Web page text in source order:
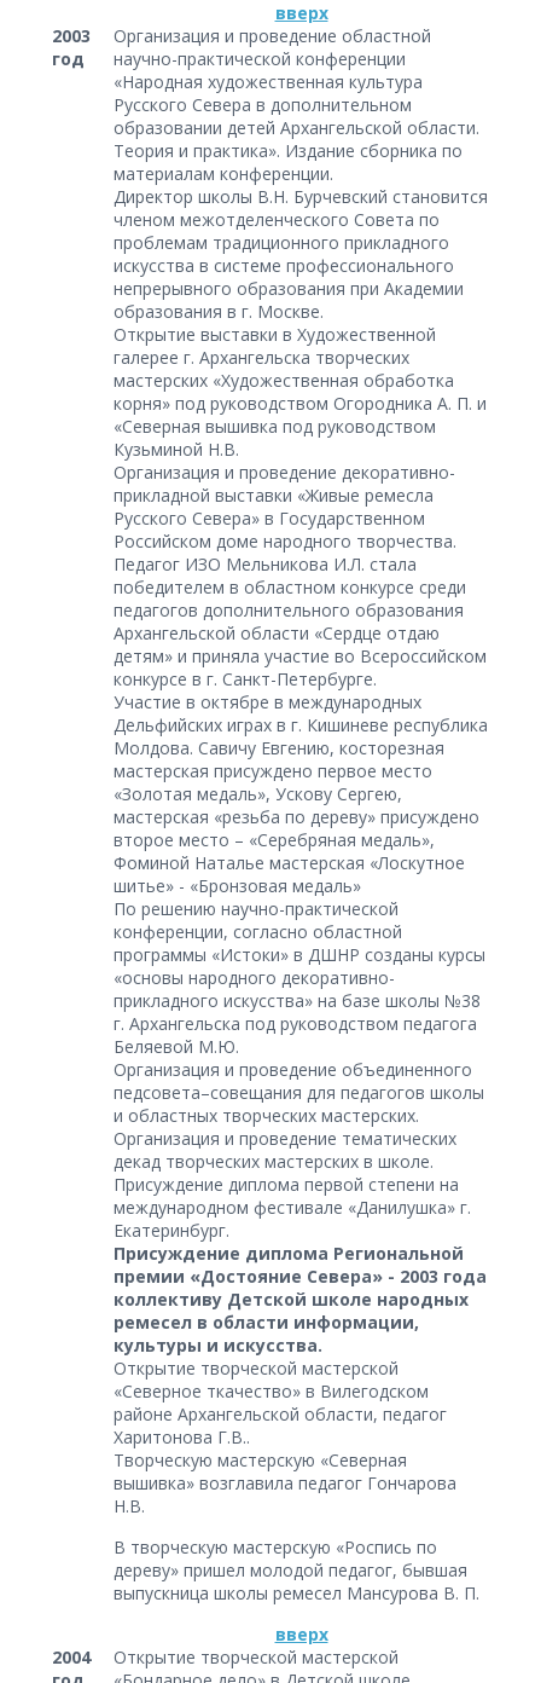
вверх
2003
год
Организация и проведение областной
научно-практической конференции
«Народная художественная культура
Русского Севера в дополнительном
образовании детей Архангельской области.
Теория и практика». Издание сборника по
материалам конференции.
Директор школы В.Н. Бурчевский становится
членом межотделенческого Совета по
проблемам традиционного прикладного
искусства в системе профессионального
непрерывного образования при Академии
образования в г. Москве.
Открытие выставки в Художественной
галерее г. Архангельска творческих
мастерских «Художественная обработка
корня» под руководством Огородника А. П. и
«Северная вышивка под руководством
Кузьминой Н.В.
Организация и проведение декоративно-
прикладной выставки «Живые ремесла
Русского Севера» в Государственном
Российском доме народного творчества.
Педагог ИЗО Мельникова И.Л. стала
победителем в областном конкурсе среди
педагогов дополнительного образования
Архангельской области «Сердце отдаю
детям» и приняла участие во Всероссийском
конкурсе в г. Санкт-Петербурге.
Участие в октябре в международных
Дельфийских играх в г. Кишиневе республика
Молдова. Савичу Евгению, косторезная
мастерская присуждено первое место
«Золотая медаль», Ускову Сергею,
мастерская «резьба по дереву» присуждено
второе место – «Серебряная медаль»,
Фоминой Наталье мастерская «Лоскутное
шитье» - «Бронзовая медаль»
По решению научно-практической
конференции, согласно областной
программы «Истоки» в ДШНР созданы курсы
«основы народного декоративно-
прикладного искусства» на базе школы №38
г. Архангельска под руководством педагога
Беляевой М.Ю.
Организация и проведение объединенного
педсовета–совещания для педагогов школы
и областных творческих мастерских.
Организация и проведение тематических
декад творческих мастерских в школе.
Присуждение диплома первой степени на
международном фестивале «Данилушка» г.
Екатеринбург.
Присуждение диплома Региональной
премии «Достояние Севера» - 2003 года
коллективу Детской школе народных
ремесел в области информации,
культуры и искусства.
Открытие творческой мастерской
«Северное ткачество» в Вилегодском
районе Архангельской области, педагог
Харитонова Г.В..
Творческую мастерскую «Северная
вышивка» возглавила педагог Гончарова
Н.В.
В творческую мастерскую «Роспись по
дереву» пришел молодой педагог, бывшая
выпускница школы ремесел Мансурова В. П.
вверх
2004
Открытие творческой мастерской